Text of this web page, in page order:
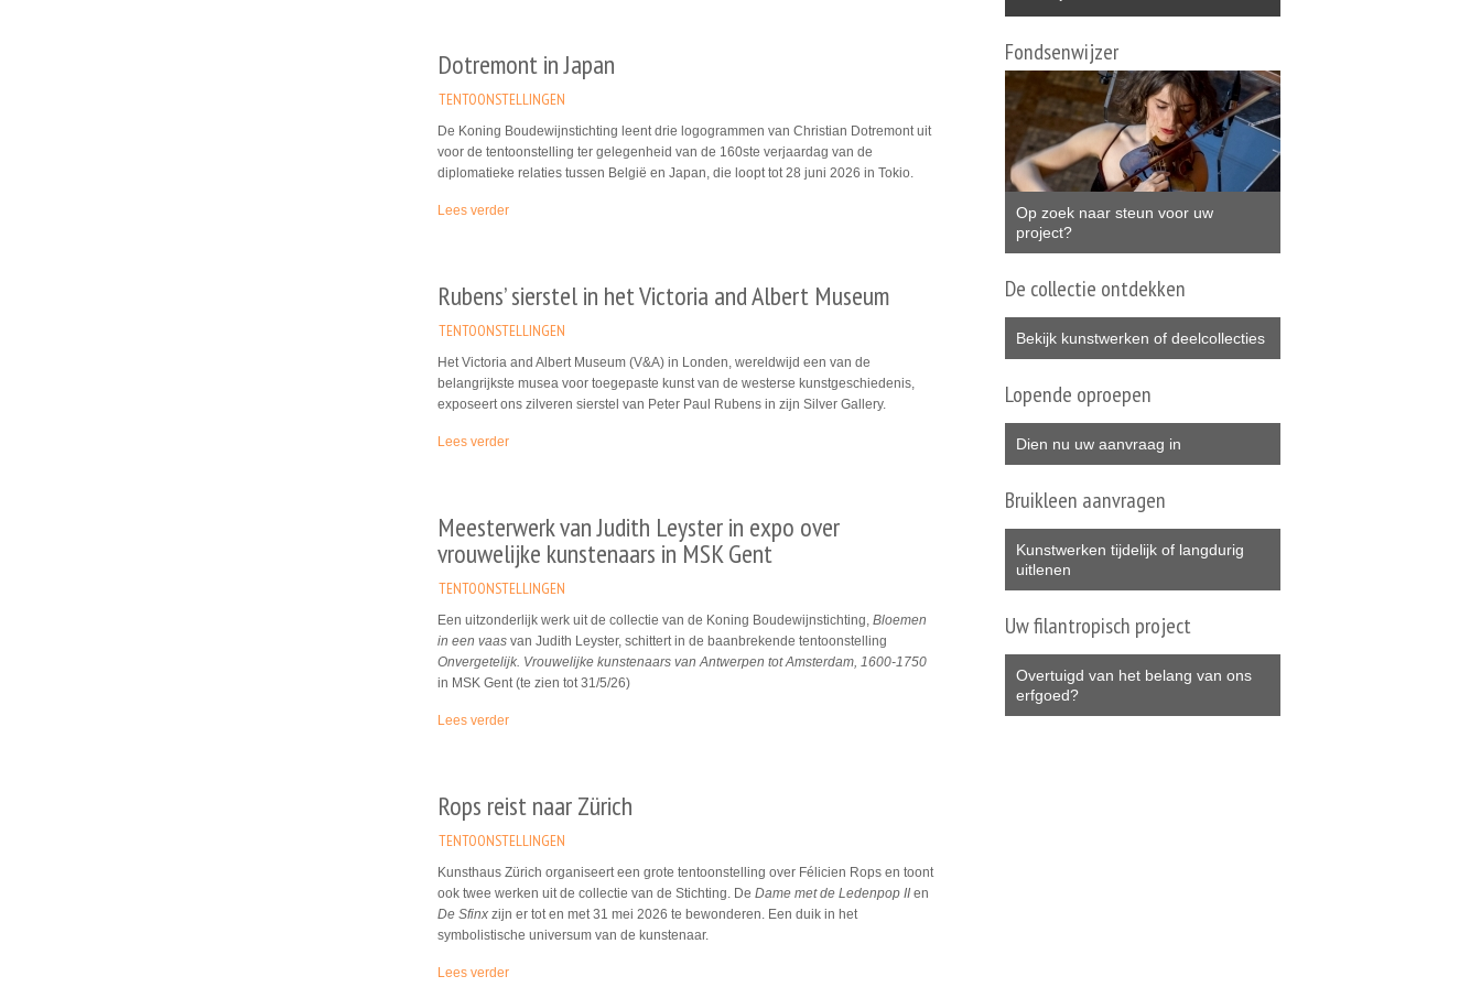
Dotremont in Japan
TENTOONSTELLINGEN
De Koning Boudewijnstichting leent drie logogrammen van Christian Dotremont uit
voor de tentoonstelling ter gelegenheid van de 160ste verjaardag van de
diplomatieke relaties tussen België en Japan, die loopt tot 28 juni 2026 in Tokio.
Lees verder
Rubens’ sierstel in het Victoria and Albert Museum
TENTOONSTELLINGEN
Het Victoria and Albert Museum (V&A) in Londen, wereldwijd een van de
belangrijkste musea voor toegepaste kunst van de westerse kunstgeschiedenis,
exposeert ons zilveren sierstel van Peter Paul Rubens in zijn Silver Gallery.
Lees verder
Meesterwerk van Judith Leyster in expo over
vrouwelijke kunstenaars in MSK Gent
TENTOONSTELLINGEN
Een uitzonderlijk werk uit de collectie van de Koning Boudewijnstichting, Bloemen
in een vaas van Judith Leyster, schittert in de baanbrekende tentoonstelling
Onvergetelijk. Vrouwelijke kunstenaars van Antwerpen tot Amsterdam, 1600-1750
in MSK Gent (te zien tot 31/5/26)
Lees verder
Rops reist naar Zürich
TENTOONSTELLINGEN
Kunsthaus Zürich organiseert een grote tentoonstelling over Félicien Rops en toont
ook twee werken uit de collectie van de Stichting. De Dame met de Ledenpop II en
De Sfinx zijn er tot en met 31 mei 2026 te bewonderen. Een duik in het
symbolistische universum van de kunstenaar.
Lees verder
Fondsenwijzer
Op zoek naar steun voor uw
project?
De collectie ontdekken
Bekijk kunstwerken of deelcollecties
Lopende oproepen
Dien nu uw aanvraag in
Bruikleen aanvragen
Kunstwerken tijdelijk of langdurig
uitlenen
Uw filantropisch project
Overtuigd van het belang van ons
erfgoed?